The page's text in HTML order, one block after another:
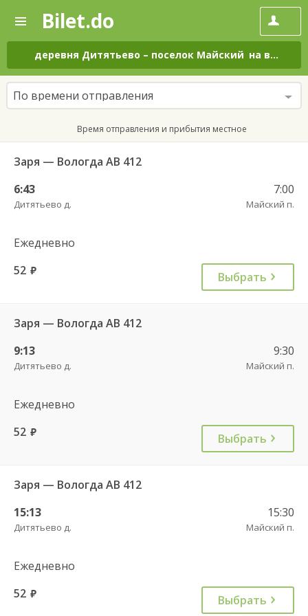
—
Поиск
и
покупка
билетов
на
автобус
онлайн
Bilet.do
деревня Дитятьево – поселок Майский на все дни
По времени отправления
Время отправления и прибытия местное
Заря — Вологда АВ 412
6:43
Дитятьево д.
7:00
Майский п.
Ежедневно
52 руб. Выбрать
Заря — Вологда АВ 412
9:13
Дитятьево д.
9:30
Майский п.
Ежедневно
52 руб. Выбрать
Заря — Вологда АВ 412
15:13
Дитятьево д.
15:30
Майский п.
Ежедневно
52 руб. Выбрать